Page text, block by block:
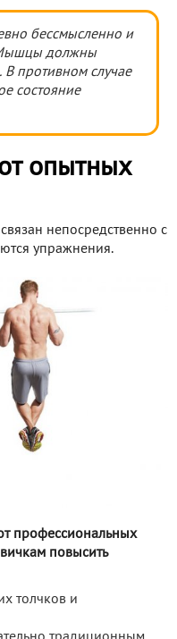
бессмысленно и
Мышцы должны
В противном случае
состояние
опытных
непосредственно с
упражнения.
профессиональных
повысить
толчков и